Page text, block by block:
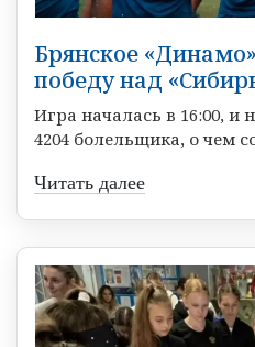
Брянское
победу над
Игра началась в 16:00, и
4204 болельщика, о чем
Читать далее